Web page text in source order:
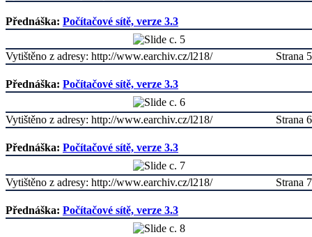
Přednáška: Počítačové sítě, verze 3.3
Strana 5
Vytištěno z adresy: http://www.earchiv.cz/l218/
Přednáška: Počítačové sítě, verze 3.3
Strana 6
Vytištěno z adresy: http://www.earchiv.cz/l218/
Přednáška: Počítačové sítě, verze 3.3
Strana 7
Vytištěno z adresy: http://www.earchiv.cz/l218/
Přednáška: Počítačové sítě, verze 3.3